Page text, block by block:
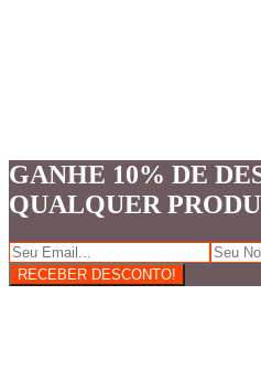
GANHE 10% DE
QUALQUER